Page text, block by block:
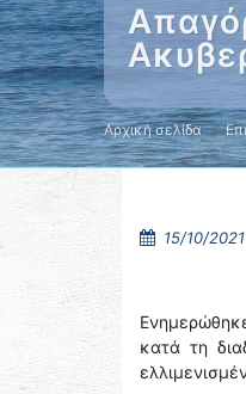
Αρχική σελίδα
15/10/
κατά τη